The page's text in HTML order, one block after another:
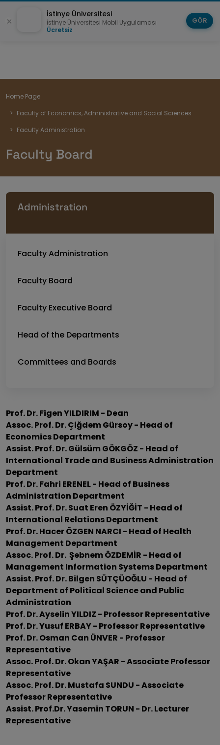
Breadcrumb
Home Page
Faculty of Economics, Administrative and Social Sciences
Faculty Administration
Faculty Board
Administration
Faculty Administration
Faculty Board
Faculty Executive Board
Head of the Departments
Committees and Boards
Prof. Dr. Figen YILDIRIM - Dean
Assoc. Prof. Dr. Çiğdem Gürsoy - Head of
Economics Department
Assist. Prof. Dr. Gülsüm GÖKGÖZ - Head of
International Trade and Business Administration
Department
Prof. Dr. Fahri ERENEL - Head of Business
Administration Department
Assist. Prof. Dr. Suat Eren ÖZYİĞİT - Head of
International Relations Department
Prof. Dr. Hacer ÖZGEN NARCI - Head of Health
Management Department
Assoc. Prof. Dr. Şebnem ÖZDEMİR - Head of
Management Information Systems Department
Assist. Prof. Dr. Bilgen SÜTÇÜOĞLU - Head of
Department of Political Science and Public
Administration
Prof. Dr. Ayselin YILDIZ - Professor Representative
Prof. Dr. Yusuf ERBAY - Professor Representative
Prof. Dr. Osman Can ÜNVER - Professor
Representative
Assoc. Prof. Dr. Okan YAŞAR - Associate Professor
Representative
Assoc. Prof. Dr. Mustafa SUNDU - Associate
Professor Representative
Assist. Prof.Dr. Yasemin TORUN - Dr. Lecturer
Representative
İstinye Üniversitesi
İstinye Üniversitesi Mobil Uygulaması
Ücretsiz
GÖR